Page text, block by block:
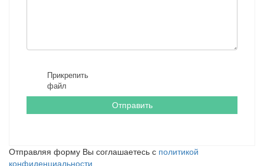
Прикрепить
файл
Отправляя форму Вы соглашаетесь с политикой
конфиденциальности